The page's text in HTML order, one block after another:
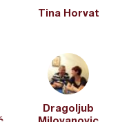
Tina Horvat
Dragoljub